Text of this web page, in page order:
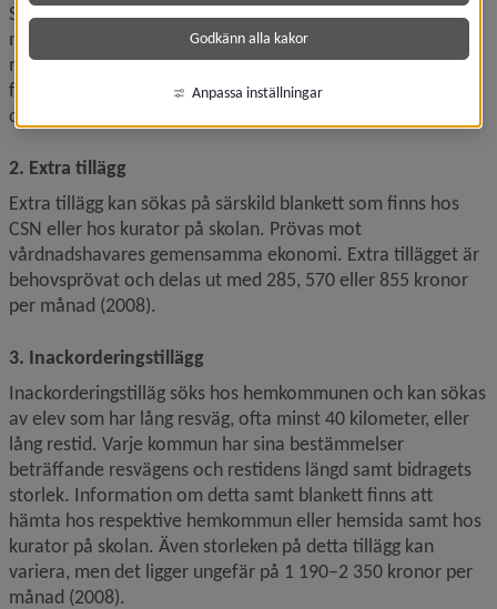
Stuidebidraget är 1 050 kronor per månad och det behöver
man inte söka. Det utbetalas månadsvis i efterskott (fyra
månader höstterminen, sex månader vårterminen under
förutsättning att man har fått bidraget januari–maj). För
omyndig elev utbetalas studiebidraget till målsman.
2. Extra tillägg
Extra tillägg kan sökas på särskild blankett som finns hos
CSN eller hos kurator på skolan. Prövas mot
vårdnadshavares gemensamma ekonomi. Extra tillägget är
behovsprövat och delas ut med 285, 570 eller 855 kronor
per månad (2008).
3. Inackorderingstillägg
Inackorderingstilläg söks hos hemkommunen och kan sökas
av elev som har lång resväg, ofta minst 40 kilometer, eller
lång restid. Varje kommun har sina bestämmelser
beträffande resvägens och restidens längd samt bidragets
storlek. Information om detta samt blankett finns att
hämta hos respektive hemkommun eller hemsida samt hos
kurator på skolan. Även storleken på detta tillägg kan
variera, men det ligger ungefär på 1 190–2 350 kronor per
månad (2008).
Godkänn alla kakor
Anpassa inställningar